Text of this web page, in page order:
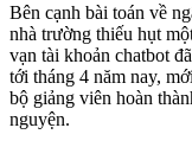
Bên cạnh bài toán về
nhà trường thiếu hụt
vạn tài khoản chatbot
tới tháng 4 năm nay,
bộ giảng viên hoàn
nguyện.